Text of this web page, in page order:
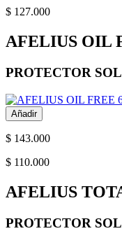
$ 127.000
AFELIUS OIL
PROTECTOR
Añadir
$ 143.000
$ 110.000
AFELIUS
PROTECTOR